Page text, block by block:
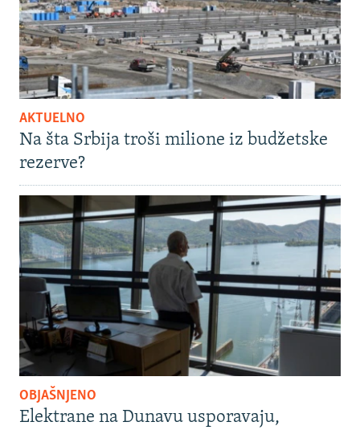
AKTUELNO
Na šta Srbija troši milione iz budžetske
rezerve?
OBJAŠNJENO
Elektrane na Dunavu usporavaju,